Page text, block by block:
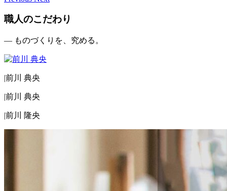
職人のこだわり
— ものづくりを、究める。
|前川 典央
|前川 典央
|前川 隆央